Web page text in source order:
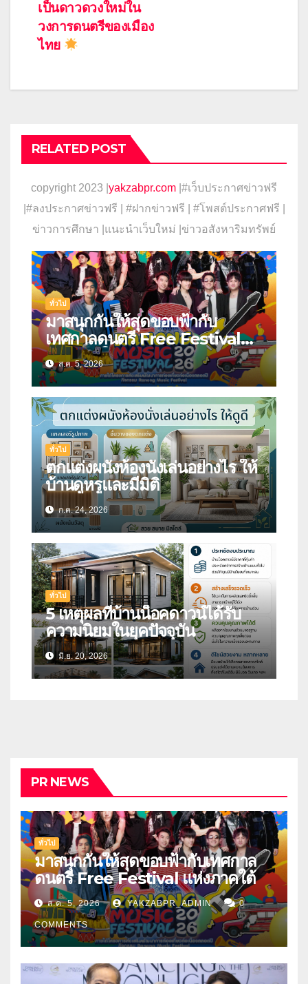
เป็นดาวดวงใหม่ใน
วงการดนตรีของเมือง
ไทย
RELATED POST
copyright 2023 | yakzabpr.com |#เว็บประกาศข่าวฟรี
#ลงประกาศข่าวฟรี | #ฝากข่าวฟรี | #โพสต์ประกาศฟรี |
ข่าวการศึกษา |แนะนำเว็บใหม่ |ข่าวอสังหาริมทรัพย์
ทั่วไป
มาสนุกกันให้สุดขอบฟ้ากับ
เทศกาลดนตรี Free Festival
แห่งภาคใต้
ส.ค. 5, 2026
ทั่วไป
ตกแต่งผนังห้องนั่งเล่นอย่างไร ให้
บ้านดูหรูและมีมิติ
ก.ค. 24, 2026
ทั่วไป
5 เหตุผลที่บ้านน็อคดาวน์ได้รับ
ความนิยมในยุคปัจจุบัน
มิ.ย. 20, 2026
PR NEWS
ทั่วไป
มาสนุกกันให้สุดขอบฟ้ากับเทศกาล
ดนตรี Free Festival แห่งภาคใต้
ส.ค. 5, 2026 YAKZABPR_ADMIN 0
COMMENTS